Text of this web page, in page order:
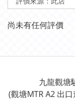
尚未有任何評價
九龍觀塘
(觀塘MTR A2 出